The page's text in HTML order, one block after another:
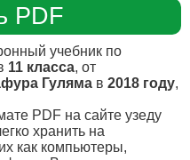
PDF
учебник по
11 класса, от
Гуляма в 2018 году,
PDF на сайте узеду
хранить на
как компьютеры,